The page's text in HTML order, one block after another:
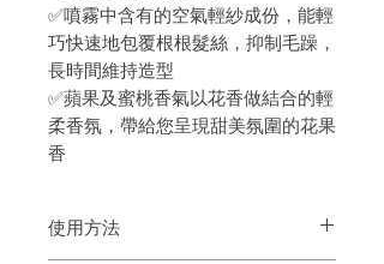
✅噴霧中含有的空氣輕紗成份，能輕
巧快速地包覆根根髮絲，抑制毛躁，
長時間維持造型
✅蘋果及蜜桃香氣以花香做結合的輕
柔香氛，帶給您呈現甜美氛圍的花果
香
使用方法